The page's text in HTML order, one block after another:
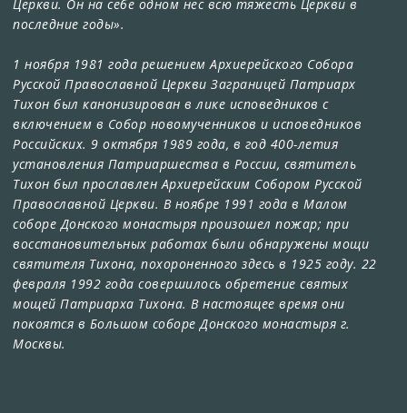
Церкви. Он на себе одном нес всю тяжесть Церкви в
последние годы».
1 ноября 1981 года решением Архиерейского Собора
Русской Православной Церкви Заграницей Патриарх
Тихон был канонизирован в лике исповедников с
включением в Собор новомученников и исповедников
Российских. 9 октября 1989 года, в год 400-летия
установления Патриаршества в России, святитель
Тихон был прославлен Архиерейским Собором Русской
Православной Церкви. В ноябре 1991 года в Малом
соборе Донского монастыря произошел пожар; при
восстановительных работах были обнаружены мощи
святителя Тихона, похороненного здесь в 1925 году. 22
февраля 1992 года совершилось обретение святых
мощей Патриарха Тихона. В настоящее время они
покоятся в Большом соборе Донского монастыря г.
Москвы.